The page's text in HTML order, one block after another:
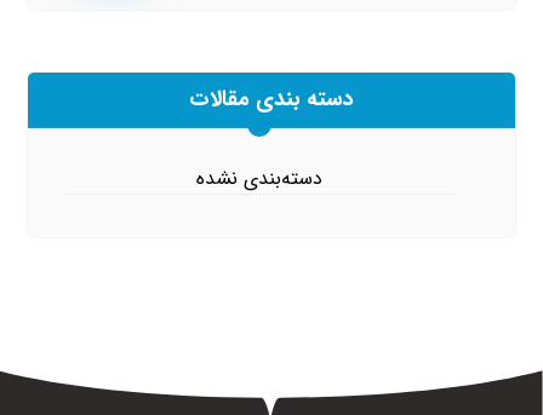
دسته بندی مقالات
دسته‌بندی نشده